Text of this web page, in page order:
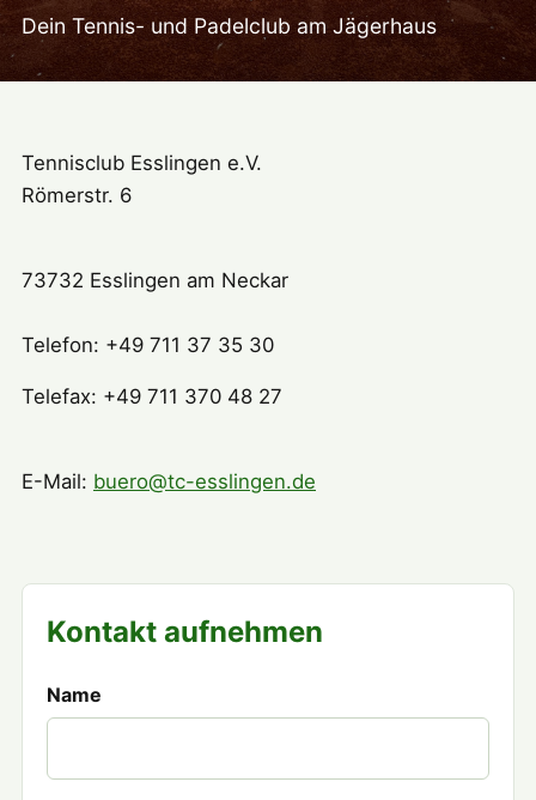
Dein Tennis- und Padelclub am Jägerhaus
Tennisclub Esslingen e.V.
Römerstr. 6
73732 Esslingen am Neckar
Telefon: +49 711 37 35 30
Telefax: +49 711 370 48 27
E-Mail: buero@tc-esslingen.de
Kontakt aufnehmen
Name